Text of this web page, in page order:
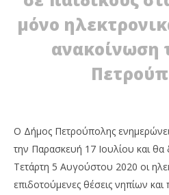
ΔΙΑΒΑΖΕΤΕ
ΔΗΜΟΣ ΠΕΤΡΟΥΠΟΛΗΣ: ΑΠΟ
Ιουλίου
2020
Maxitis
Petroupolis
μόνο
ανακοίνωση
Ο Δήμος Πετρούπολης ενημερώνει
την Παρασκευή 17 Ιουλίου και θα
Τετάρτη 5 Αυγούστου 2020 οι
επιδοτούμενες θέσεις νηπίων